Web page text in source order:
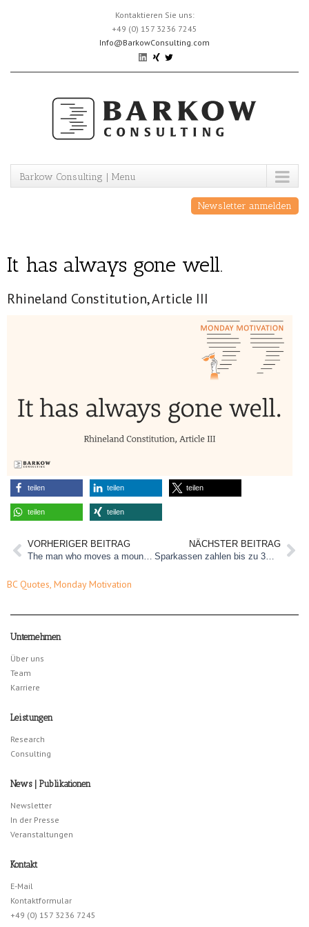
Kontaktieren Sie uns:
+49 (0) 157 3236 7245
Info@BarkowConsulting.com
Barkow Consulting | Menu
Newsletter anmelden
It has always gone well.
Rhineland Constitution, Article III
teilen teilen teilen
teilen teilen
VORHERIGER BEITRAG
The man who moves a mountain begins by carrying away small stones.
NÄCHSTER BEITRAG
Sparkassen zahlen bis zu 3% für Tagesgeld
BC Quotes, Monday Motivation
Unternehmen
Über uns
Team
Karriere
Leistungen
Research
Consulting
News | Publikationen
Newsletter
In der Presse
Veranstaltungen
Kontakt
E-Mail
Kontaktformular
+49 (0) 157 3236 7245